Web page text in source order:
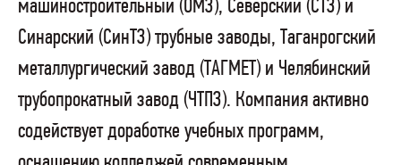
машиностроительный (ОМЗ), Северский (СТЗ) и
Синарский (СинТЗ) трубные заводы, Таганрогский
металлургический завод (ТАГМЕТ) и Челябинский
трубопрокатный завод (ЧТПЗ). Компания активно
содействует доработке учебных программ,